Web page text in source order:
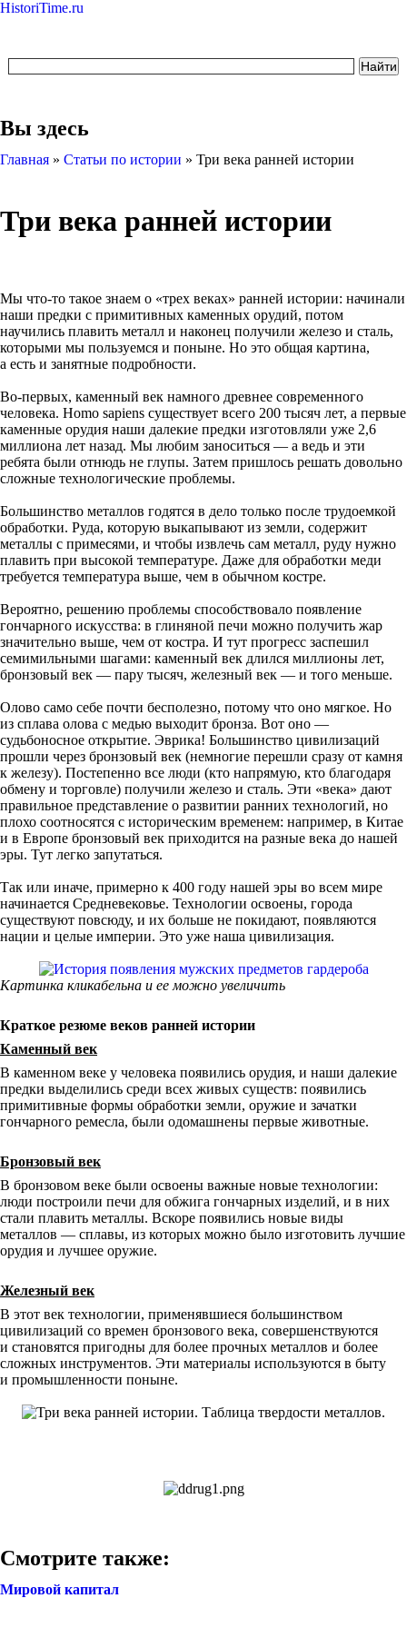
HistoriTime.ru
Вы здесь
Главная » Статьи по истории » Три века ранней истории
Три века ранней истории
Мы что-то такое знаем о «трех веках» ранней истории: начинали
наши предки с примитивных каменных орудий, потом
научились плавить металл и наконец получили железо и сталь,
которыми мы пользуемся и поныне. Но это общая картина,
а есть и занятные подробности.
Во-первых, каменный век намного древнее современного
человека. Homo sapiens существует всего 200 тысяч лет, а первые
каменные орудия наши далекие предки изготовляли уже 2,6
миллиона лет назад. Мы любим заноситься — а ведь и эти
ребята были отнюдь не глупы. Затем пришлось решать довольно
сложные технологические проблемы.
Большинство металлов годятся в дело только после трудоемкой
обработки. Руда, которую выкапывают из земли, содержит
металлы с примесями, и чтобы извлечь сам металл, руду нужно
плавить при высокой температуре. Даже для обработки меди
требуется температура выше, чем в обычном костре.
Вероятно, решению проблемы способствовало появление
гончарного искусства: в глиняной печи можно получить жар
значительно выше, чем от костра. И тут прогресс заспешил
семимильными шагами: каменный век длился миллионы лет,
бронзовый век — пару тысяч, железный век — и того меньше.
Олово само себе почти бесполезно, потому что оно мягкое. Но
из сплава олова с медью выходит бронза. Вот оно —
судьбоносное открытие. Эврика! Большинство цивилизаций
прошли через бронзовый век (немногие перешли сразу от камня
к железу). Постепенно все люди (кто напрямую, кто благодаря
обмену и торговле) получили железо и сталь. Эти «века» дают
правильное представление о развитии ранних технологий, но
плохо соотносятся с историческим временем: например, в Китае
и в Европе бронзовый век приходится на разные века до нашей
эры. Тут легко запутаться.
Так или иначе, примерно к 400 году нашей эры во всем мире
начинается Средневековье. Технологии освоены, города
существуют повсюду, и их больше не покидают, появляются
нации и целые империи. Это уже наша цивилизация.
Картинка кликабельна и ее можно увеличить
Краткое резюме веков ранней истории
Каменный век
В каменном веке у человека появились орудия, и наши далекие
предки выделились среди всех живых существ: появились
примитивные формы обработки земли, оружие и зачатки
гончарного ремесла, были одомашнены первые животные.
Бронзовый век
В бронзовом веке были освоены важные новые технологии:
люди построили печи для обжига гончарных изделий, и в них
стали плавить металлы. Вскоре появились новые виды
металлов — сплавы, из которых можно было изготовить лучшие
орудия и лучшее оружие.
Железный век
В этот век технологии, применявшиеся большинством
цивилизаций со времен бронзового века, совершенствуются
и становятся пригодны для более прочных металлов и более
сложных инструментов. Эти материалы используются в быту
и промышленности поныне.
Смотрите также:
Мировой капитал